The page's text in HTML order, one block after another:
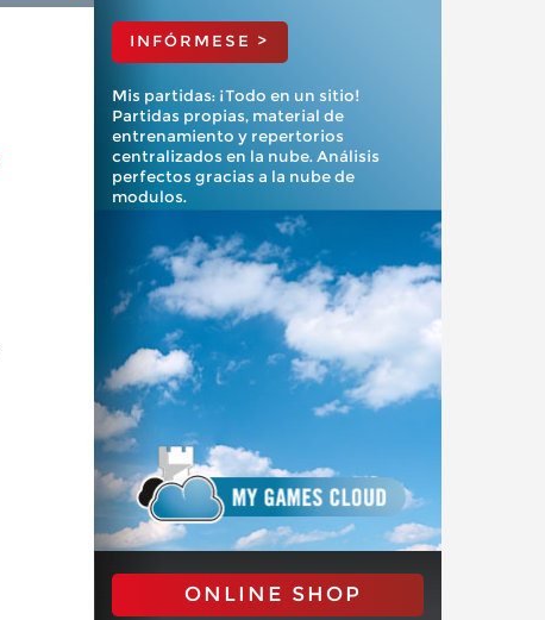
INFÓRMESE >
Mis partidas: ¡Todo en un sitio!
Partidas propias, material de
entrenamiento y repertorios
centralizados en la nube. Análisis
perfectos gracias a la nube de
modulos.
ONLINE SHOP